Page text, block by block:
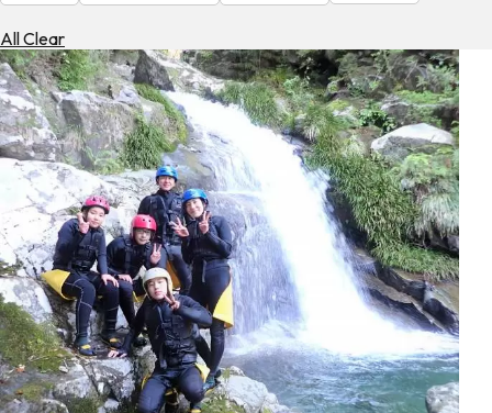
All Clear